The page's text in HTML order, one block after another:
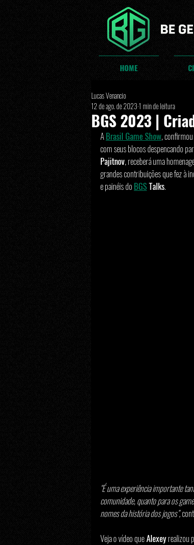
HOME
BGS 2023 |
Lucas Venancio
12 de ago. de 20231 min de leitura
A Brasil Game Show,
com seus blocos despencando
Pajitnov, receberá uma
grandes contribuições que fez à
e painéis do BGS Talks.
"É uma experiência importante
comunidade, quanto para os
nomes da história dos jogos”,
Veja o vídeo que Alexey realizou